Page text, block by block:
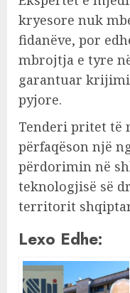
kryesore nuk
fidanëve, por
mbrojtja e tyre
garantuar
pyjore.
Tenderi pritet të
përfaqëson një
përdorimin në
teknologjisë së
territorit
Lexo Edhe: